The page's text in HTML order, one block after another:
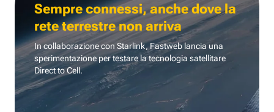
Sempre connessi, anche dove la
rete terrestre non arriva
In collaborazione con Starlink, Fastweb lancia una
sperimentazione per testare la tecnologia satellitare
Direct to Cell.